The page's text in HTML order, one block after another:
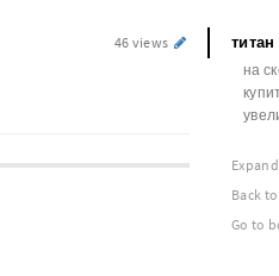
46 views титан
Back
Go to